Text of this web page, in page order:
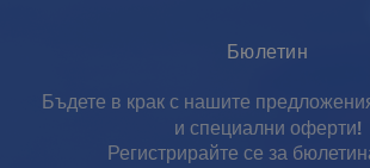
Бюлетин
Бъдете в крак с нашите
и специални оферти!
Регистрирайте се за